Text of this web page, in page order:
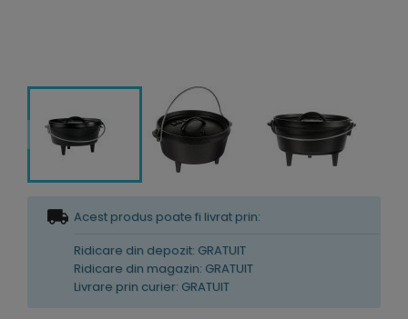
Acest produs poate fi livrat prin:
Ridicare din depozit: GRATUIT
Ridicare din magazin: GRATUIT
Livrare prin curier: GRATUIT